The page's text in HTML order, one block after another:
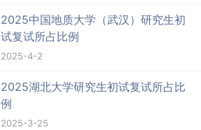
2025中国地质大学（武汉）研究生初
试复试所占比例
2025-4-2
2025湖北大学研究生初试复试所占比
例
2025-3-25